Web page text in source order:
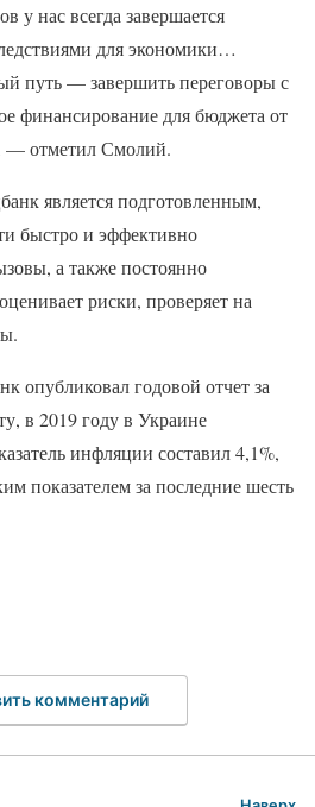
у нас всегда завершается
для экономики…
путь — завершить переговоры с
финансирование для бюджета от
— отметил Смолий.
является подготовленным,
быстро и эффективно
а также постоянно
риски, проверяет на
опубликовал годовой отчет за
в 2019 году в Украине
инфляции составил 4,1%,
показателем за последние шесть
комментарий